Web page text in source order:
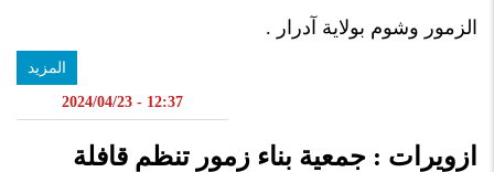
الزمور وشوم بولاية آدرار .
المزيد
12:37 - 2024/04/23
ازويرات : جمعية بناء زمور تنظم قافلة